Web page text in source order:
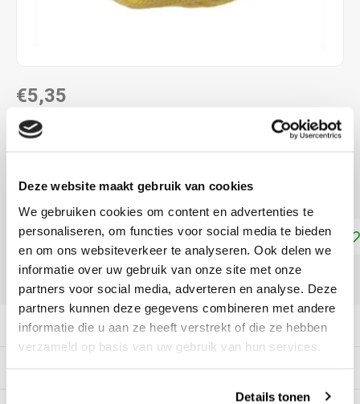
Deze website maakt gebruik van cookies
We gebruiken cookies om content en advertenties te
personaliseren, om functies voor social media te bieden
en om ons websiteverkeer te analyseren. Ook delen we
informatie over uw gebruik van onze site met onze
partners voor social media, adverteren en analyse. Deze
partners kunnen deze gegevens combineren met andere
informatie die u aan ze heeft verstrekt of die ze hebben
verzameld op basis van uw gebruik van hun services.
Details tonen
€5,35
DIRECT LEVERBAAR
meer
Toevoegen aan winkelwagen
Productomschrijving